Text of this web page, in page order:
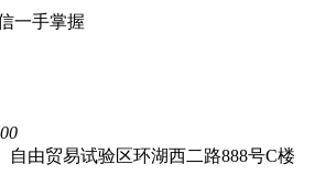
一手掌握
自由贸易试验区环湖西二路888号C楼